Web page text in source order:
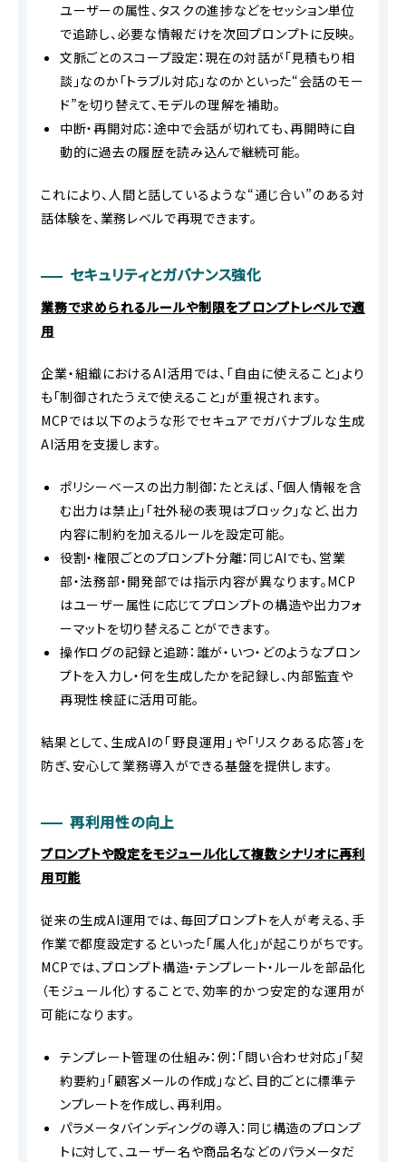
ユーザーの属性、タスクの進捗などをセッション単位
で追跡し、必要な情報だけを次回プロンプトに反映。
文脈ごとのスコープ設定：現在の対話が「見積もり相
談」なのか「トラブル対応」なのかといった“会話のモー
ド”を切り替えて、モデルの理解を補助。
中断・再開対応：途中で会話が切れても、再開時に自
動的に過去の履歴を読み込んで継続可能。
これにより、人間と話しているような“通じ合い”のある対
話体験を、業務レベルで再現できます。
セキュリティとガバナンス強化
業務で求められるルールや制限をプロンプトレベルで適
用
企業・組織におけるAI活用では、「自由に使えること」より
も「制御されたうえで使えること」が重視されます。
MCPでは以下のような形でセキュアでガバナブルな生成
AI活用を支援します。
ポリシーベースの出力制御：たとえば、「個人情報を含
む出力は禁止」「社外秘の表現はブロック」など、出力
内容に制約を加えるルールを設定可能。
役割・権限ごとのプロンプト分離：同じAIでも、営業
部・法務部・開発部では指示内容が異なります。MCP
はユーザー属性に応じてプロンプトの構造や出力フォ
ーマットを切り替えることができます。
操作ログの記録と追跡：誰が・いつ・どのようなプロン
プトを入力し・何を生成したかを記録し、内部監査や
再現性検証に活用可能。
結果として、生成AIの「野良運用」や「リスクある応答」を
防ぎ、安心して業務導入ができる基盤を提供します。
再利用性の向上
プロンプトや設定をモジュール化して複数シナリオに再利
用可能
従来の生成AI運用では、毎回プロンプトを人が考える、手
作業で都度設定するといった「属人化」が起こりがちです。
MCPでは、プロンプト構造・テンプレート・ルールを部品化
（モジュール化）することで、効率的かつ安定的な運用が
可能になります。
テンプレート管理の仕組み：例：「問い合わせ対応」「契
約要約」「顧客メールの作成」など、目的ごとに標準テ
ンプレートを作成し、再利用。
パラメータバインディングの導入：同じ構造のプロンプ
トに対して、ユーザー名や商品名などのパラメータだ